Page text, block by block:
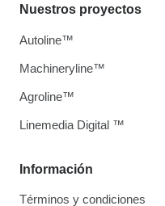
Información
Términos y condiciones
Nuestros proyectos
Autoline™
Machineryline™
Agroline™
Linemedia Digital ™